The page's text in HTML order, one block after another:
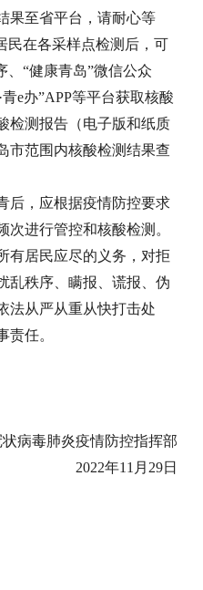
果至省平台，请耐心等
民在各采样点检测后，可
、“健康青岛”微信公众
e办”APP等平台获取核酸
检测报告（电子版和纸质
市范围内核酸检测结果查
后，应根据疫情防控要求
次进行管控和核酸检测。
有居民应尽的义务，对拒
乱秩序、瞒报、谎报、伪
法从严从重从快打击处
责任。
病毒肺炎疫情防控指挥部
2022年11月29日